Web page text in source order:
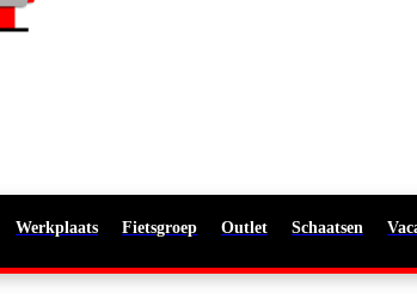
Werkplaats Fietsgroep Outlet Schaatsen